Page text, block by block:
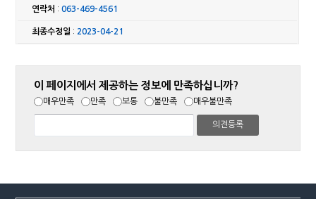
연락처 :063-469-4561
최종수정일 : 2023-04-21
이 페이지에서 제공하는 정보에 만족하십니까?
매우만족 만족 보통 불만족 매우불만족